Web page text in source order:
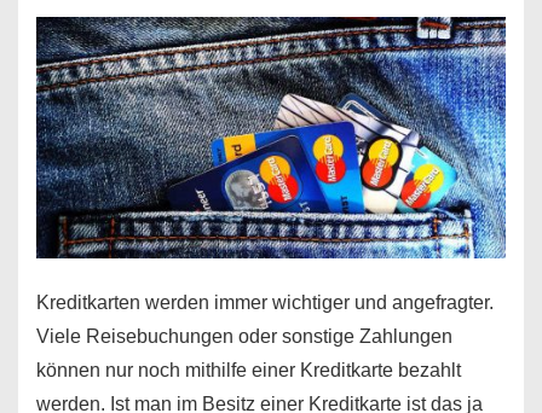
möglich
Kreditkarten werden immer wichtiger und angefragter.
Viele Reisebuchungen oder sonstige Zahlungen
können nur noch mithilfe einer Kreditkarte bezahlt
werden. Ist man im Besitz einer Kreditkarte ist das ja